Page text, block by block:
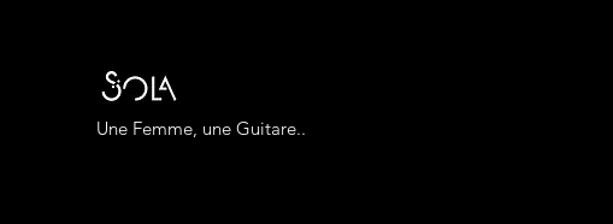
Une Femme, une Guitare..